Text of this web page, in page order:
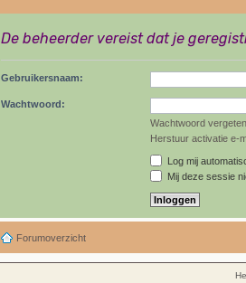
De beheerder vereist dat je
Gebruikersnaam:
Wachtwoord:
Wachtwoord
Herstuur activatie e-
Log mij
Mij deze sessie
Forumoverzicht